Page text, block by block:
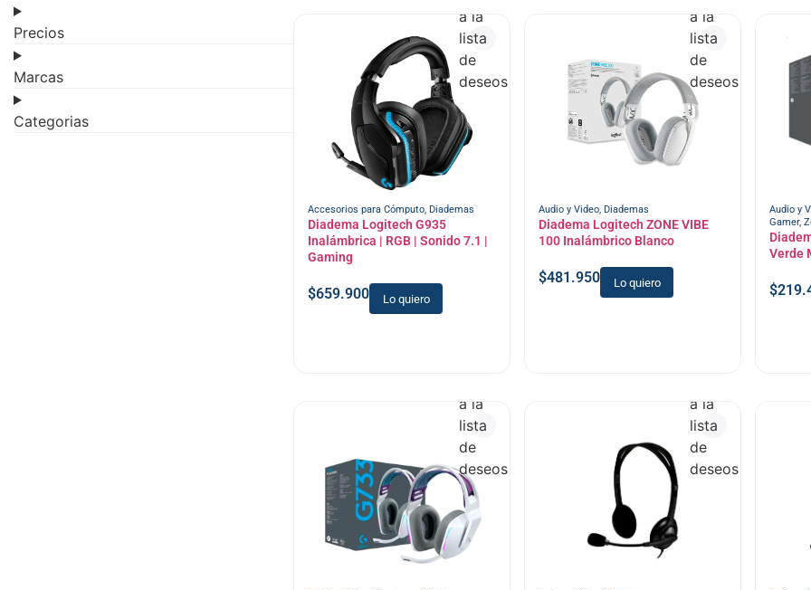
Precios
Marcas
Categorias
Accesorios para Cómputo, Diademas
Diadema Logitech G935
Inalámbrica | RGB | Sonido 7.1 |
Gaming
$659.900 Lo quiero
a la
lista
de
deseos
Audio y Video, Diademas
Diadema Logitech ZONE VIBE
100 Inalámbrico Blanco
$481.950 Lo quiero
a la
lista
de
deseos
Audio y
Gamer,
Verde
$
a la
lista
de
deseos
a la
lista
de
deseos